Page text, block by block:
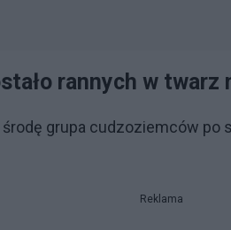
rannych w twarz
grupa cudzoziemców po
Reklama